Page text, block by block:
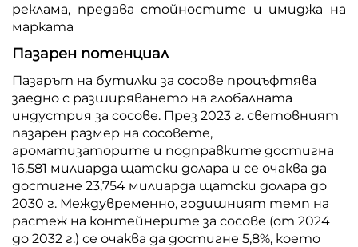
реклама, предава стойностите и имиджа на
марката
Пазарен потенциал
Пазарът на бутилки за сосове процъфтява
заедно с разширяването на глобалната
индустрия за сосове. През 2023 г. световният
пазарен размер на сосовете,
ароматизаторите и подправките достигна
16,581 милиарда щатски долара и се очаква да
достигне 23,754 милиарда щатски долара до
2030 г. Междувременно, годишният темп на
растеж на контейнерите за сосове (от 2024
до 2032 г.) се очаква да достигне 5,8%, което